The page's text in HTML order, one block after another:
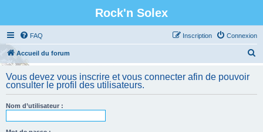
Rock'n Solex
FAQ Connexion
Inscription
Accueil du forum
h
Vous devez vous inscrire et vous connecter afin de pouvoir
consulter le profil des utilisateurs.
Nom d’utilisateur :